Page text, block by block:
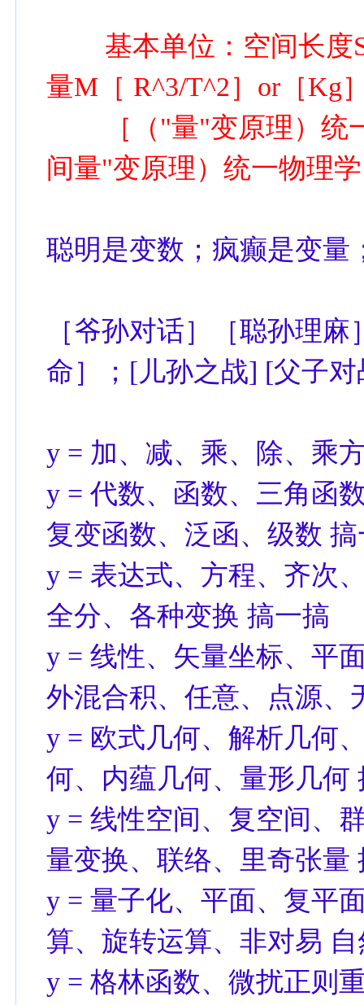
基本单位：空间长度S
量M［ R^3/T^2］or［Kg
［（"量"变原理）统一
间量"变原理）统一物理
聪明是变数；疯癫是变量
［爷孙对话］［聪孙理
命］；[儿孙之战] [父子对
y = 加、减、乘、除、乘
y = 代数、函数、三角函
复变函数、泛函、级数
y = 表达式、方程、齐次
全分、各种变换 搞一搞
y = 线性、矢量坐标、平
外混合积、任意、点源、
y = 欧式几何、解析几何
何、内蕴几何、量形几何
y = 线性空间、复空间、
量变换、联络、里奇张量
y = 量子化、平面、复平
算、旋转运算、非对易
y = 格林函数、微扰正则